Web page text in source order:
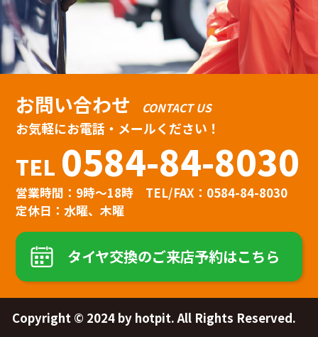
お問い合わせ CONTACT US
お気軽にお電話・メールください！
TEL 0584-84-8030
営業時間：9時〜18時
TEL/FAX：0584-84-8030
定休日：水曜、木曜
タイヤ交換のご来店予約はこちら
Copyright © 2024 by hotpit. All Rights Reserved.